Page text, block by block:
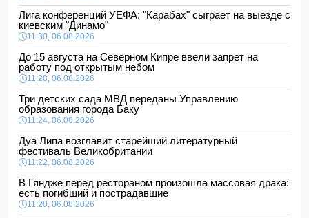
Лига конференций УЕФА: "Карабах" сыграет на выезде с
киевским "Динамо"
11:30, 06.08.2026
До 15 августа на Северном Кипре ввели запрет на
работу под открытым небом
11:28, 06.08.2026
Три детских сада МВД переданы Управлению
образования города Баку
11:24, 06.08.2026
Дуа Липа возглавит старейший литературный
фестиваль Великобритании
11:22, 06.08.2026
В Гяндже перед рестораном произошла массовая драка:
есть погибший и пострадавшие
11:20, 06.08.2026